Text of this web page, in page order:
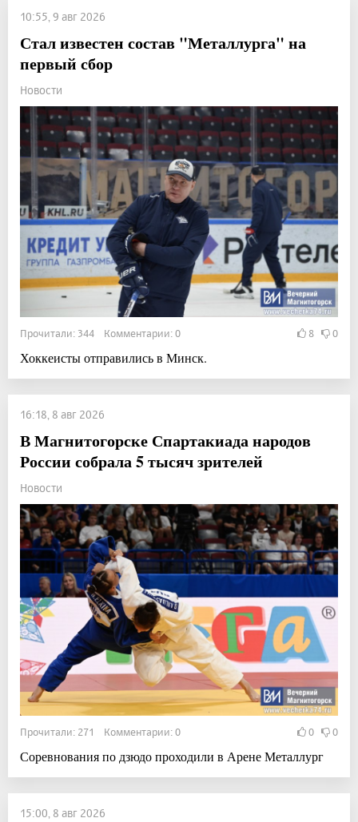
10:55, 9 авг 2026
Стал известен состав "Металлурга" на
первый сбор
Новости
Прочитали: 344 Комментарии: 0 8 0
Хоккеисты отправились в Минск.
16:18, 8 авг 2026
В Магнитогорске Спартакиада народов
России собрала 5 тысяч зрителей
Новости
Прочитали: 271 Комментарии: 0 0 0
Соревнования по дзюдо проходили в Арене Металлург
15:00, 8 авг 2026